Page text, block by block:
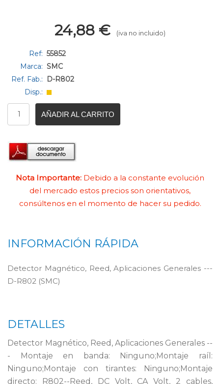
24,88 € (iva no incluido)
Ref: 55852
Marca: SMC
Ref. Fab.:
D-R802
Disp.:
AÑADIR AL CARRITO
Nota Importante: Debido a la constante evolución
del mercado estos precios son orientativos,
consúltenos en el momento de hacer su pedido.
INFORMACIÓN RÁPIDA
Detector Magnético, Reed, Aplicaciones Generales ---
D-R802 (SMC)
DETALLES
Detector Magnético, Reed, Aplicaciones Generales --
- Montaje en banda: Ninguno;Montaje raíl:
Ninguno;Montaje con tirantes: Ninguno;Montaje
directo: R802--Reed, DC Volt, CA Volt, 2 cables,